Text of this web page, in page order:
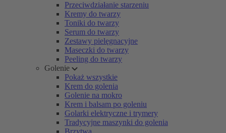
Przeciwdziałanie starzeniu
Kremy do twarzy
Toniki do twarzy
Serum do twarzy
Zestawy pielęgnacyjne
Maseczki do twarzy
Peeling do twarzy
Golenie
Pokaż wszystkie
Krem do golenia
Golenie na mokro
Krem i balsam po goleniu
Golarki elektryczne i trymery
Tradycyjne maszynki do golenia
Brzytwa